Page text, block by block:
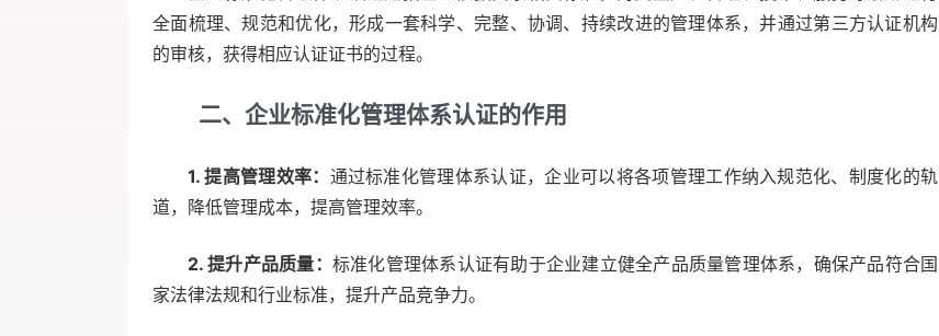
全面梳理、规范和优化，形成一套科学、完整、协调、持续改进的管理体系，并通过第三方认证机构
的审核，获得相应认证证书的过程。
二、企业标准化管理体系认证的作用
1. 提高管理效率： 通过标准化管理体系认证，企业可以将各项管理工作纳入规范化、制度化的轨
道，降低管理成本，提高管理效率。
2. 提升产品质量： 标准化管理体系认证有助于企业建立健全产品质量管理体系，确保产品符合国
家法律法规和行业标准，提升产品竞争力。